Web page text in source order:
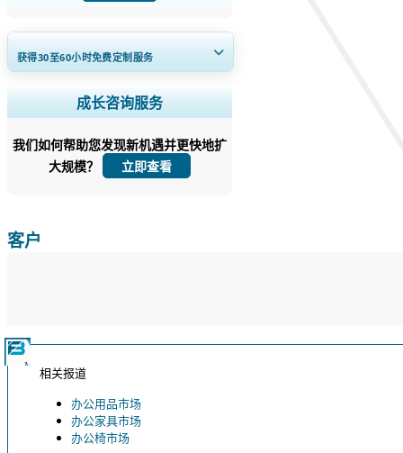
获得30至60小时免费定制服务
扩大区域和国家覆盖范围， 细分市场分
析， 公司简介， 竞争基准分析， 以及最
立即定制
成长咨询服务
我们如何帮助您发现新机遇并更快地扩
大规模？
立即查看
客户
相关报道
办公用品市场
办公家具市场
办公椅市场